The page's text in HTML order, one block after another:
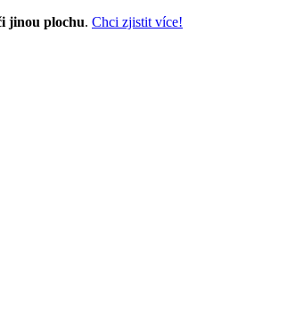
jinou plochu. Chci zjistit více!